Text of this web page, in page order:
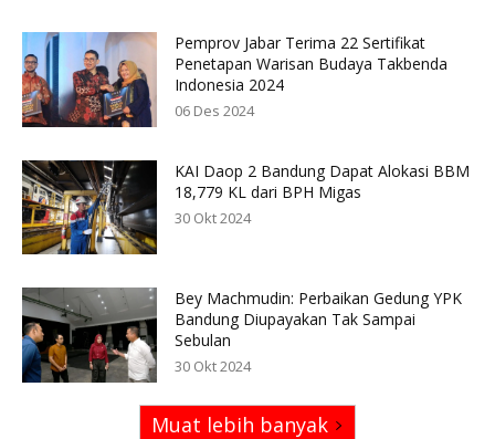
Pemprov Jabar Terima 22 Sertifikat
Penetapan Warisan Budaya Takbenda
Indonesia 2024
06 Des 2024
KAI Daop 2 Bandung Dapat Alokasi BBM
18,779 KL dari BPH Migas
30 Okt 2024
Bey Machmudin: Perbaikan Gedung YPK
Bandung Diupayakan Tak Sampai
Sebulan
30 Okt 2024
Muat lebih banyak